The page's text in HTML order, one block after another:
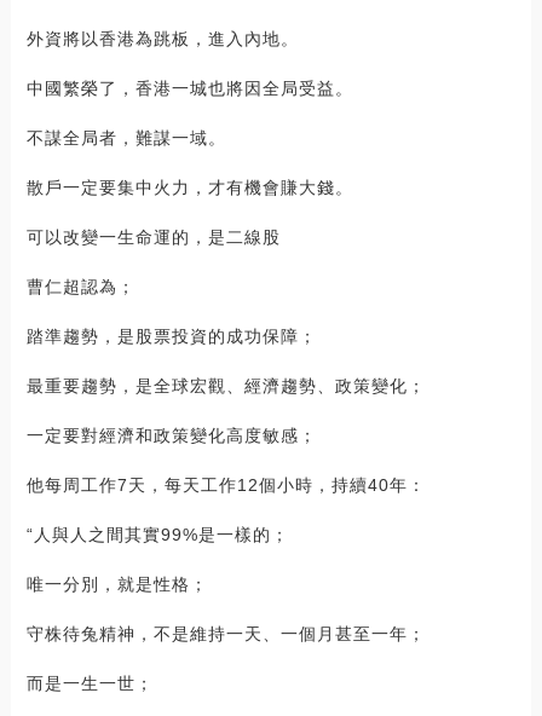
外資將以香港為跳板，進入內地。
中國繁榮了，香港一城也將因全局受益。
不謀全局者，難謀一域。
散戶一定要集中火力，才有機會賺大錢。
可以改變一生命運的，是二線股
曹仁超認為；
踏準趨勢，是股票投資的成功保障；
最重要趨勢，是全球宏觀、經濟趨勢、政策變化；
一定要對經濟和政策變化高度敏感；
他每周工作7天，每天工作12個小時，持續40年：
“人與人之間其實99%是一樣的；
唯一分別，就是性格；
守株待兔精神，不是維持一天、一個月甚至一年；
而是一生一世；